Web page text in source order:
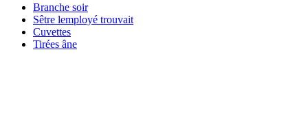
Branche soir
Sêtre lemployé trouvait
Cuvettes
Tirées âne